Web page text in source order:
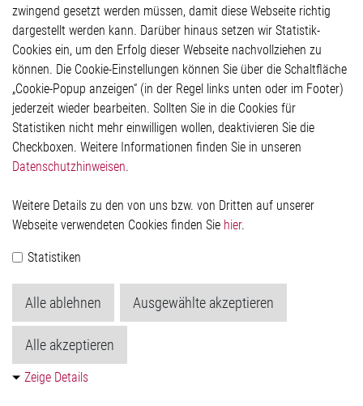
Glossar
Kontakt
Hinweisgeberschutzsystem
Rechtliches
Impressum
Datenschutzerklärung
Cookie-Popup anzeigen
Elmos Semiconductor SE
Werkstättenstraße 18
Telefon: +49 (0) 2171 / 40 183-0
Handelsregister:
Köln HRB 123561
zwingend gesetzt werden müssen, damit diese Webseite richtig
dargestellt werden kann. Darüber hinaus setzen wir Statistik-
Cookies ein, um den Erfolg dieser Webseite nachvollziehen zu
können. Die Cookie-Einstellungen können Sie über die Schaltfläche
„Cookie-Popup anzeigen“ (in der Regel links unten oder im Footer)
jederzeit wieder bearbeiten. Sollten Sie in die Cookies für
Statistiken nicht mehr einwilligen wollen, deaktivieren Sie die
Checkboxen. Weitere Informationen finden Sie in unseren
Datenschutzhinweisen.
Weitere Details zu den von uns bzw. von Dritten auf unserer
Webseite verwendeten Cookies finden Sie hier.
Statistiken
Alle ablehnen Ausgewählte akzeptieren
Alle akzeptieren
Zeige Details